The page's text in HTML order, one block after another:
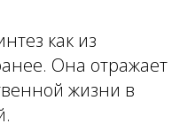
как из
Она отражает
жизни в